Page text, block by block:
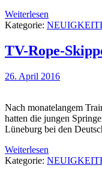
Weiterlesen
Kategorie:
TV-Rope-
26. April 2016
Nach monatelangem
hatten die jungen
Lüneburg bei den
Weiterlesen
Kategorie: